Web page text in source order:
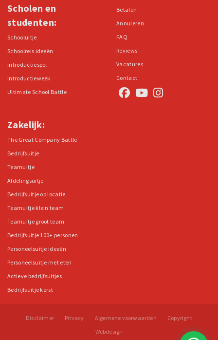
Scholen en
studenten:
Schooluitje
Schoolreis ideeën
Introductiespel
Introductieweek
Ultimate School Battle
Betalen
Annuleren
FAQ
Reviews
Vacatures
Contact
Zakelijk:
The Great Company Battle
Bedrijfsuitje
Teamuitje
Afdelingsuitje
Bedrijfsuitje op locatie
Teamuitje klein team
Teamuitje groot team
Bedrijfsuitje 100+ personen
Personeelsuitje ideeën
Personeelsuitje met eten
Actieve bedrijfsuitjes
Bedrijfsuitje kerst
Disclaimer Privacy Algemene voorwaarden
Copyright
Webdesign